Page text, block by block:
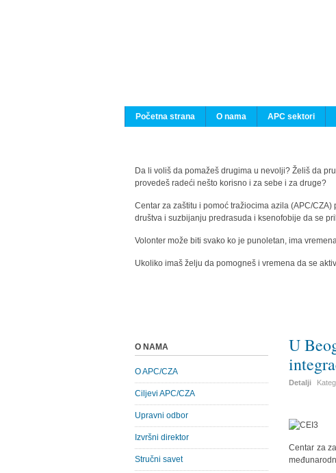
Početna strana
O nama APC sektori
Da li voliš da pomažeš drugima u nevolji? Želiš da
provedeš radeći nešto korisno i za sebe i za druge?
Centar za zaštitu i pomoć tražiocima azila (APC/
društva i suzbijanju predrasuda i ksenofobije da se
Volonter može biti svako ko je punoletan, ima
Ukoliko imaš želju da pomogneš i vremena da se
U
Detalji
Centar za
O NAMA
O APC/CZA
Ciljevi APC/CZA
Upravni odbor
Izvršni direktor
Stručni savet